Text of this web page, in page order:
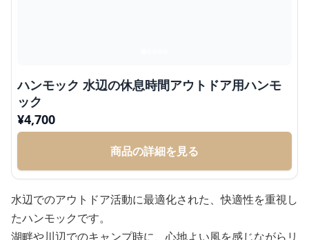
ハンモック 水辺の休息時間アウトドア用ハンモ
ック
¥4,700
商品の詳細を見る
水辺でのアウトドア活動に最適化された、快適性を重視し
たハンモックです。
湖畔や川辺でのキャンプ時に、心地よい風を感じながらリ